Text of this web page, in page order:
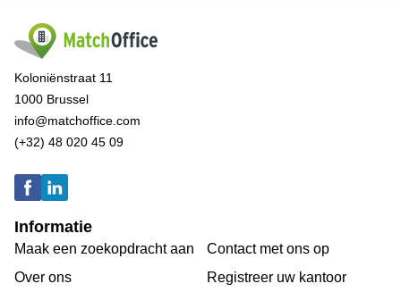
Koloniënstraat 11
1000 Brussel
info@matchoffice.com
(+32) 48 020 45 09
Informatie
Maak een zoekopdracht aan
Over ons
Contact met ons op
Registreer uw kantoor